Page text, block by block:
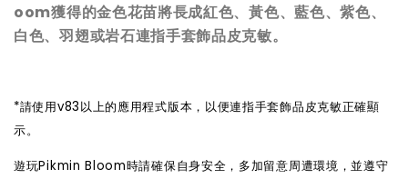
oom獲得的金色花苗將長成紅色、黃色、藍色、紫色、
白色、羽翅或岩石連指手套飾品皮克敏。
*請使用v83以上的應用程式版本，以便連指手套飾品皮克敏正確顯
示。
遊玩Pikmin Bloom時請確保自身安全，多加留意周遭環境，並遵守